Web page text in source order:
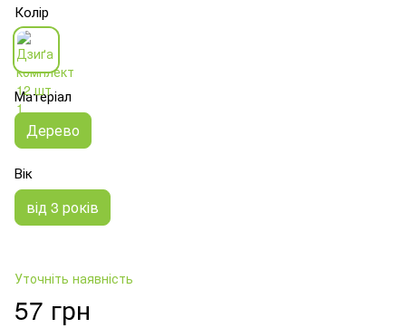
Колір
Матеріал
Дерево
Вік
від 3 років
Уточніть наявність
57 грн